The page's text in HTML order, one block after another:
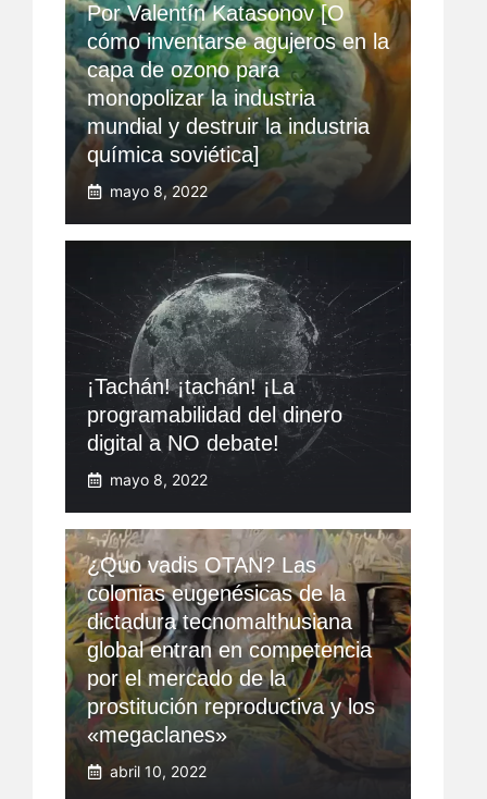
Por Valentín Katasonov [O
cómo inventarse agujeros en la
capa de ozono para
monopolizar la industria
mundial y destruir la industria
química soviética]
mayo 8, 2022
¡Tachán! ¡tachán! ¡La
programabilidad del dinero
digital a NO debate!
mayo 8, 2022
¿Quo vadis OTAN? Las
colonias eugenésicas de la
dictadura tecnomalthusiana
global entran en competencia
por el mercado de la
prostitución reproductiva y los
«megaclanes»
abril 10, 2022